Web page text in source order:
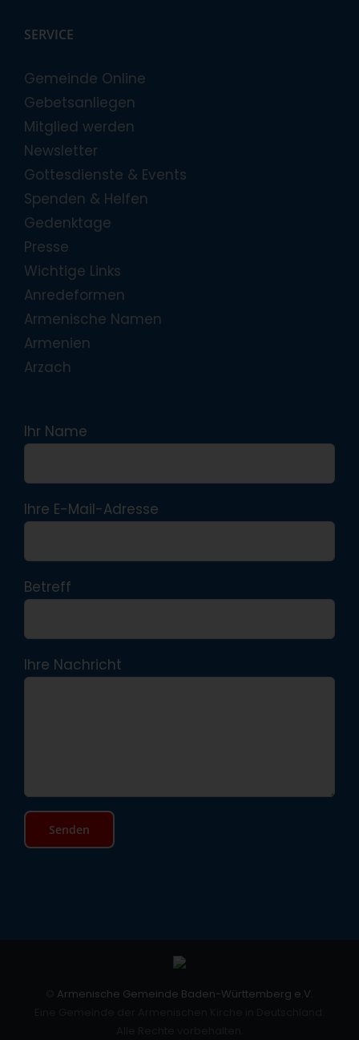
SERVICE
Gemeinde Online
Gebetsanliegen
Mitglied werden
Newsletter
Gottesdienste & Events
Spenden & Helfen
Gedenktage
Presse
Wichtige Links
Anredeformen
Armenische Namen
Armenien
Arzach
Ihr Name
Ihre E-Mail-Adresse
Betreff
Ihre Nachricht
Armenische Gemeinde Baden-Württemberg e.V.